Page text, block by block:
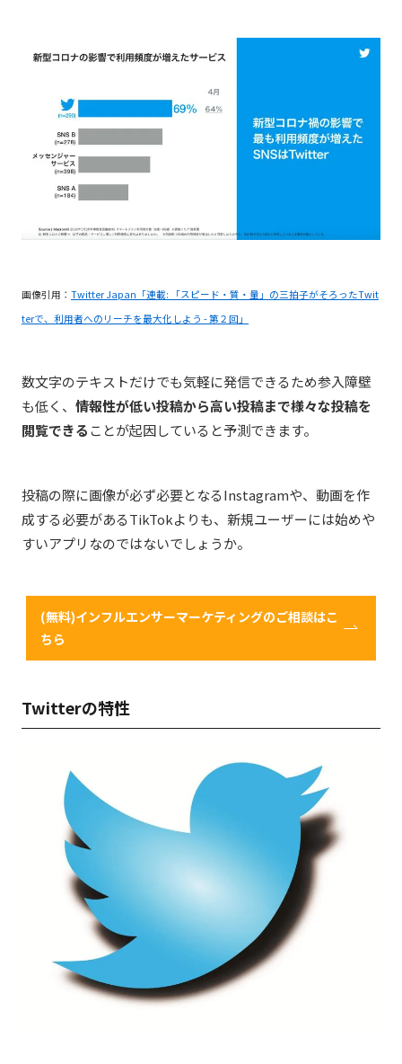
画像引用： Twitter Japan「連載: 「スピード・質・量」の三拍子がそろったTwit
terで、利用者へのリーチを最大化しよう - 第２回」
数文字のテキストだけでも気軽に発信できるため参入障壁
も低く、 情報性が低い投稿から高い投稿まで様々な投稿を
閲覧できることが起因していると予測できます。
投稿の際に画像が必ず必要となるInstagramや、動画を作
成する必要があるTikTokよりも、新規ユーザーには始めや
すいアプリなのではないでしょうか。
(無料)インフルエンサーマーケティングのご相談はこ
ちら
Twitterの特性